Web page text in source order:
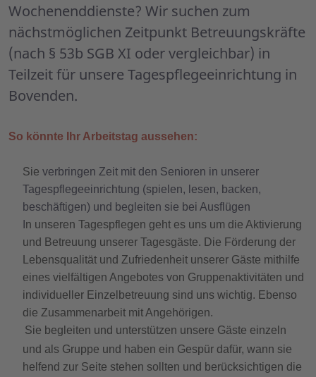
Wochenenddienste? Wir suchen zum
nächstmöglichen Zeitpunkt Betreuungskräfte
(nach § 53b SGB XI oder vergleichbar) in
Teilzeit für unsere Tagespflegeeinrichtung in
Bovenden.
So könnte Ihr Arbeitstag aussehen:
Sie verbringen Zeit mit den Senioren in unserer
Tagespflegeeinrichtung (spielen, lesen, backen,
beschäftigen) und begleiten sie bei Ausflügen
n unseren Tagespflegen geht es uns um die Aktivierung
und Betreuung unserer Tagesgäste. Die Förderung der
Lebensqualität und Zufriedenheit unserer Gäste mithilfe
eines vielfältigen Angebotes von Gruppenaktivitäten und
individueller Einzelbetreuung sind uns wichtig. Ebenso
die Zusammenarbeit mit Angehörigen.
Sie begleiten und unterstützen unsere Gäste einzeln
und als Gruppe und haben ein Gespür dafür, wann sie
helfend zur Seite stehen sollten und berücksichtigen die